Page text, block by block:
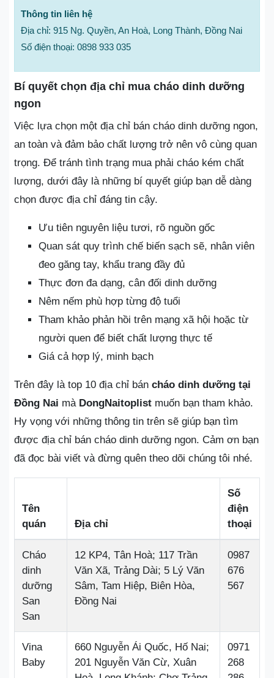
Thông tin liên hệ
Địa chỉ: 915 Ng. Quyền, An Hoà, Long Thành, Đồng Nai
Số điện thoại: 0898 933 035
Bí quyết chọn địa chỉ mua cháo dinh dưỡng
ngon
Việc lựa chọn một địa chỉ bán cháo dinh dưỡng ngon,
an toàn và đảm bảo chất lượng trở nên vô cùng quan
trọng. Để tránh tình trạng mua phải cháo kém chất
lượng, dưới đây là những bí quyết giúp bạn dễ dàng
chọn được địa chỉ đáng tin cậy.
Ưu tiên nguyên liệu tươi, rõ nguồn gốc
Quan sát quy trình chế biến sạch sẽ, nhân viên
đeo găng tay, khẩu trang đầy đủ
Thực đơn đa dạng, cân đối dinh dưỡng
Nêm nếm phù hợp từng độ tuổi
Tham khảo phản hồi trên mạng xã hội hoặc từ
người quen để biết chất lượng thực tế
Giá cả hợp lý, minh bạch
Trên đây là top 10 địa chỉ bán cháo dinh dưỡng tại
Đồng Nai mà DongNaitoplist muốn bạn tham khảo.
Hy vọng với những thông tin trên sẽ giúp bạn tìm
được địa chỉ bán cháo dinh dưỡng ngon. Cảm ơn bạn
đã đọc bài viết và đừng quên theo dõi chúng tôi nhé.
Tên
quán
Địa chỉ
Số
điện
thoại
Cháo
dinh
dưỡng
San
San
12 KP4, Tân Hoà; 117 Trần
Văn Xã, Trảng Dài; 5 Lý Văn
Sâm, Tam Hiệp, Biên Hòa,
Đồng Nai
0987
676
567
Vina
Baby
660 Nguyễn Ái Quốc, Hố Nai;
201 Nguyễn Văn Cừ, Xuân
0971
268